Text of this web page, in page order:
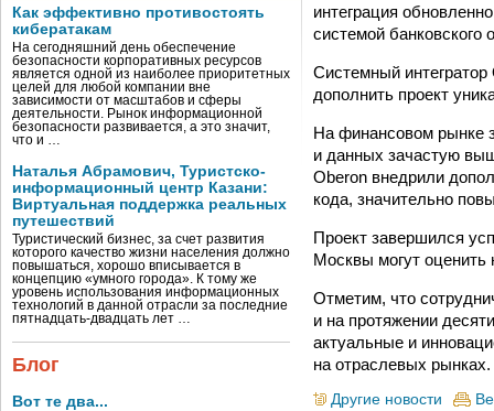
Как эффективно противостоять
кибератакам
На сегодняшний день обеспечение
безопасности корпоративных ресурсов
является одной из наиболее приоритетных
целей для любой компании вне
зависимости от масштабов и сферы
деятельности. Рынок информационной
безопасности развивается, а это значит,
что и …
Наталья Абрамович, Туристско-
информационный центр Казани:
Виртуальная поддержка реальных
путешествий
Туристический бизнес, за счет развития
которого качество жизни населения должно
повышаться, хорошо вписывается в
концепцию «умного города». К тому же
уровень использования информационных
технологий в данной отрасли за последние
пятнадцать-двадцать лет …
Блог
Вот те два...
интеграция
системой банковского
Системный интегратор
дополнить проект
На финансовом рынке
и данных зачастую
Oberon внедрили
кода, значительно
Проект завершился
Москвы могут оценить
Отметим, что
и на протяжении
актуальные и
на отраслевых рынках.
Другие новости